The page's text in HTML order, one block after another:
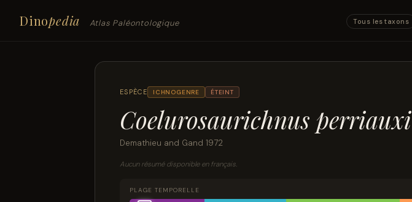
Dinopedia Atlas Paléontologique Tous les taxons
ESPÈCE ICHNOGENRE ÉTEINT
Coelurosaurichnus perriauxi
Demathieu and Gand 1972
Aucun résumé disponible en français.
PLAGE TEMPORELLE